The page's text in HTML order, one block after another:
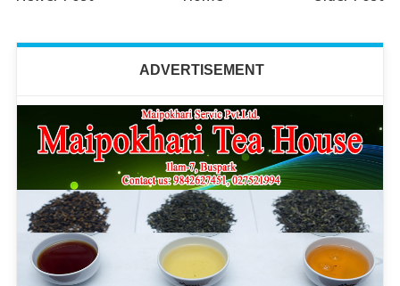
ADVERTISEMENT